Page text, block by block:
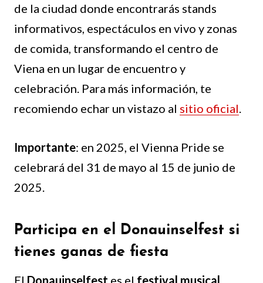
de la ciudad donde encontrarás stands
informativos, espectáculos en vivo y zonas
de comida, transformando el centro de
Viena en un lugar de encuentro y
celebración. Para más información, te
recomiendo echar un vistazo al sitio oficial.
Importante: en 2025, el Vienna Pride se
celebrará del 31 de mayo al 15 de junio de
2025.
Participa en el Donauinselfest si
tienes ganas de fiesta
El Donauinselfest es el festival musical